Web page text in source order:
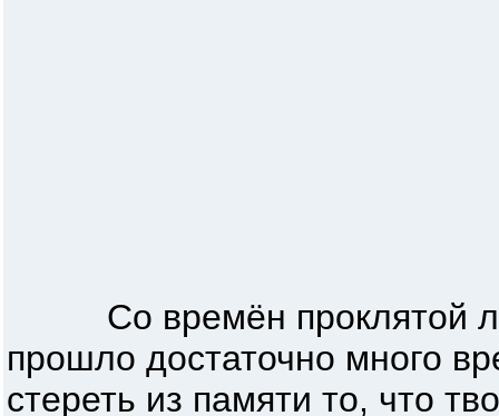
Со времён проклятой
прошло достаточно много
стереть из памяти то, что